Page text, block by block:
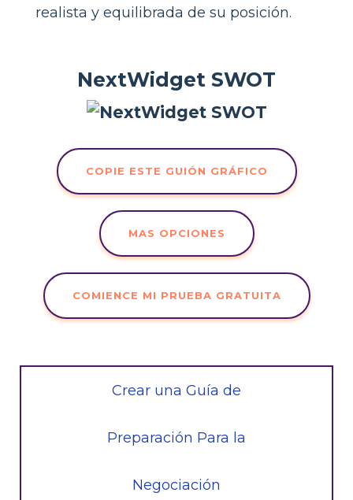
realista y equilibrada de su posición.
NextWidget SWOT
COPIE ESTE GUIÓN GRÁFICO
MAS OPCIONES
COMIENCE MI PRUEBA GRATUITA
Crear una Guía de
Preparación Para la
Negociación